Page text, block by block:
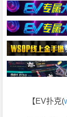
【EV扑克(